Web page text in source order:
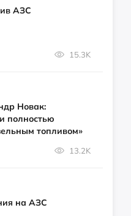
АЗС
15.3K
Новак:
полностью
топливом»
13.2K
на АЗС